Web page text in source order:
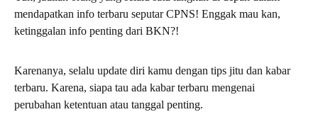
mendapatkan info terbaru seputar CPNS! Enggak mau kan,
ketinggalan info penting dari BKN?!
Karenanya, selalu update diri kamu dengan tips jitu dan kabar
terbaru. Karena, siapa tau ada kabar terbaru mengenai
perubahan ketentuan atau tanggal penting.